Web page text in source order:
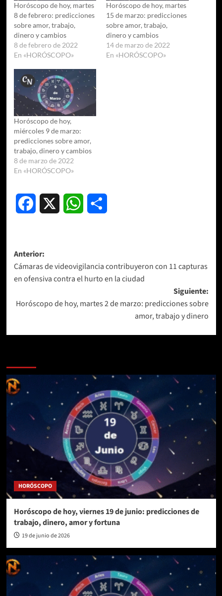
Horóscopo de hoy, martes
8 de febrero: predicciones
sobre amor, trabajo,
dinero y cambios
8 de febrero de 2022
En «HORÓSCOPO»
Horóscopo de hoy, martes
15 de marzo: predicciones
sobre amor, trabajo,
dinero y cambios
14 de marzo de 2022
En «HORÓSCOPO»
Horóscopo de hoy,
miércoles 9 de marzo:
predicciones sobre amor,
trabajo, dinero y cambios
8 de marzo de 2022
En «HORÓSCOPO»
Facebook WhatsApp
Navegación
de
entradas
Anterior:
Cámaras de videovigilancia contribuyeron con 11 capturas
en ofensiva contra el hurto en la ciudad
Siguiente:
Horóscopo de hoy, martes 2 de marzo: predicciones sobre
amor, trabajo y dinero
HORÓSCOPO
Horóscopo de hoy, viernes 19 de junio: predicciones de
trabajo, dinero, amor y fortuna
19 de junio de 2026